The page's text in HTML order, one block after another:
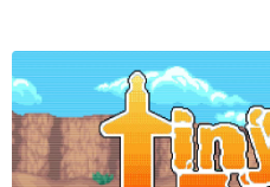
当前幻灯片：1 / 4